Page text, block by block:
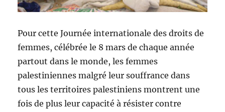
Pour cette Journée internationale des droits de
femmes, célébrée le 8 mars de chaque année
partout dans le monde, les femmes
palestiniennes malgré leur souffrance dans
tous les territoires palestiniens montrent une
fois de plus leur capacité à résister contre